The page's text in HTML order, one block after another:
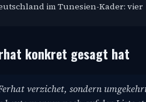
im Tunesien-Kader: vier
konkret gesagt hat
verzichet, sondern